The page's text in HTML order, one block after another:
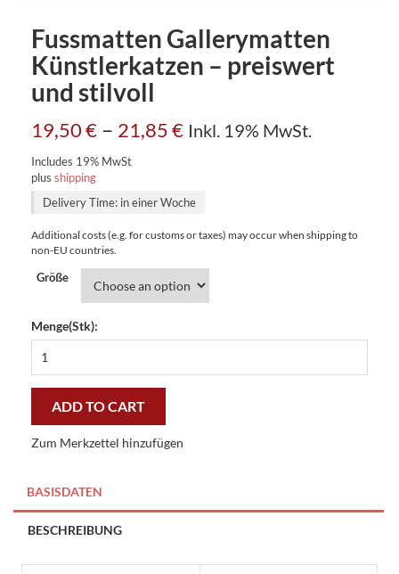
Fussmatten Gallerymatten
Künstlerkatzen – preiswert
und stilvoll
19,50€ – 21,85€ Inkl. 19% MwSt.
Includes 19% MwSt
plus shipping
Delivery Time: in einer Woche
Additional costs (e.g. for customs or taxes) may occur when shipping to
non-EU countries.
Größe
Menge(Stk):
Gallerymatten
und
ADD TO CART
Zum Merkzettel hinzufügen
BASISDATEN
BESCHREIBUNG